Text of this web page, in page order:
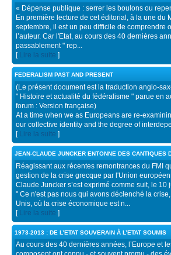
« Dépense publique : serrer les boulons ou
En première lecture de cet éditorial, à la une du
septembre, il est un peu difficile de comprendre
l’auteur. Car l'Etat, au cours des 40 dernières
passablement " rep...
[ Lire la suite ]
FEDERALISM PAST AND PRESENT
(Le présent document est la traduction anglo-
" Histoire et actualité du fédéralisme " parue en
forum : Version française)
At a time when we as Europeans are re-
our collective identity and the degree of
[ Lire la suite ]
JEAN-CLAUDE JUNCKER ENTONNE DES CANTIQUES
Réagissant aux récentes remontrances du FMI
gestion de la crise grecque par l'Union
Claude Juncker s’est exprimé comme suit, le 10
" Ce n'est pas nous qui avons déclenché la
Unis, où la crise économique est n...
[ Lire la suite ]
1973-2013 : DE L’ETAT SOUVERAIN À L’ETAT SOUMIS
Au cours des 40 dernières années, l’Europe et